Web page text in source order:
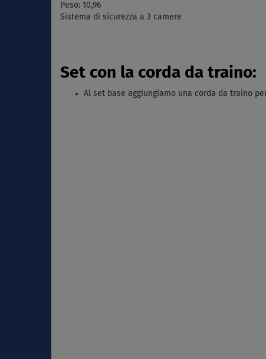
Peso: 10,96
Sistema di sicurezza a 3 camere
Set con la corda da traino:
Al set base aggiungiamo una corda da traino